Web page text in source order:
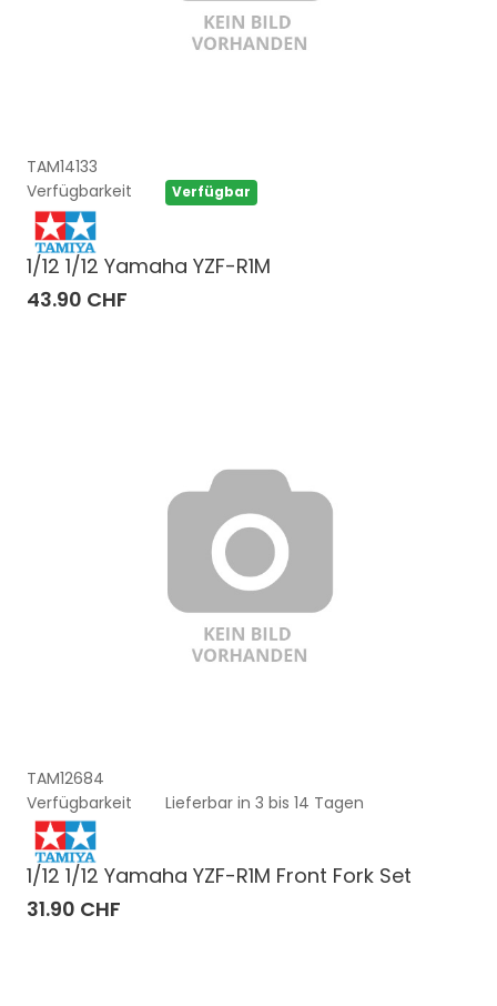
TAM14133
Verfügbarkeit
Verfügbar
1/12 1/12 Yamaha YZF-R1M
43.90 CHF
TAM12684
Verfügbarkeit
Lieferbar in 3 bis 14 Tagen
1/12 1/12 Yamaha YZF-R1M Front Fork Set
31.90 CHF